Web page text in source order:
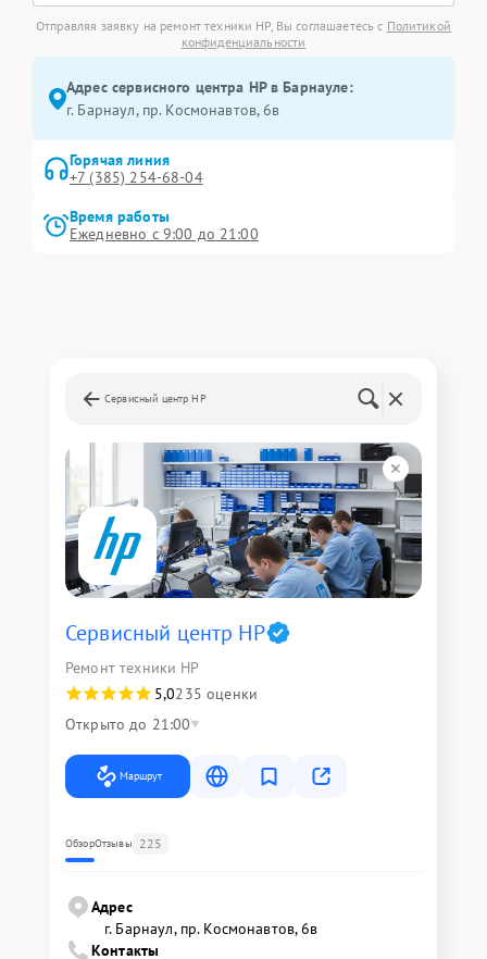
Отправляя заявку на ремонт техники HP, Вы соглашаетесь с Политикой
конфиденциальности
Адрес сервисного центра HP в Барнауле:
г. Барнаул, ​пр. Космонавтов, 6в
Горячая линия
+7 (385) 254-68-04
Время работы
Ежедневно с 9:00 до 21:00
Сервисный центр HP
Сервисный центр HP
Ремонт техники HP
5,0235 оценки
Открыто до 21:00
Маршрут
ОбзорОтзывы 225
Адрес
г. Барнаул, ​пр. Космонавтов, 6в
Контакты